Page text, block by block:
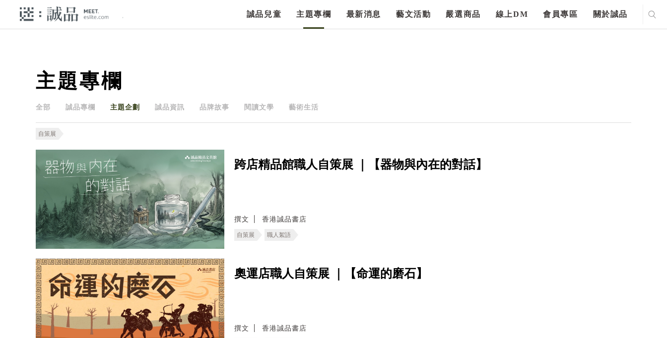
誠品兒童 主題專欄 最新消息 藝文活動 嚴選商品 線上DM 會員專區 關於誠品
主題專欄
全部 誠品專欄 主題企劃 誠品資訊 品牌故事 閱讀文學 藝術生活
自策展
跨店精品館職人自策展 ｜【器物與內在的對話】
撰文 香港誠品書店
自策展 職人絮語
奧運店職人自策展 ｜【命運的磨石】
撰文 香港誠品書店